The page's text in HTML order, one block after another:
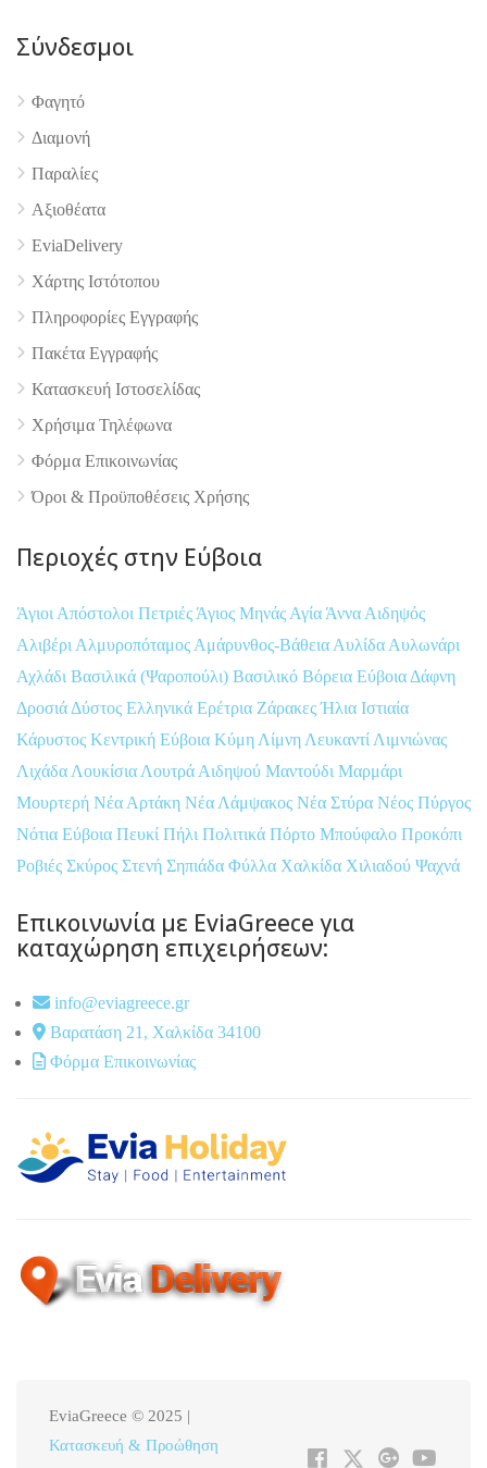
4.9
Σύνδεσμοι
Φαγητό
Διαμονή
Παραλίες
Αξιοθέατα
EviaDelivery
Χάρτης Ιστότοπου
Πληροφορίες Εγγραφής
Πακέτα Εγγραφής
Κατασκευή Ιστοσελίδας
Χρήσιμα Τηλέφωνα
Φόρμα Επικοινωνίας
Όροι & Προϋποθέσεις Xρήσης
Περιοχές στην Εύβοια
Άγιοι Απόστολοι Πετριές Άγιος Μηνάς Αγία Άννα Αιδηψός
Αλιβέρι Αλμυροπόταμος Αμάρυνθος-Βάθεια Αυλίδα Αυλωνάρι
Αχλάδι Βασιλικά (Ψαροπούλι) Βασιλικό Βόρεια Εύβοια Δάφνη
Δροσιά Δύστος Ελληνικά Ερέτρια ΖάρακεςΉλια Ιστιαία
Κάρυστος Κεντρική Εύβοια Κύμη Λίμνη Λευκαντί Λιμνιώνας
Λιχάδα Λουκίσια Λουτρά Αιδηψού Μαντούδι Μαρμάρι
Μουρτερή Νέα Αρτάκη Νέα Λάμψακος Νέα Στύρα Νέος Πύργος
Νότια Εύβοια Πευκί Πήλι Πολιτικά Πόρτο Μπούφαλο Προκόπι
Ροβιές Σκύρος Στενή Σηπιάδα Φύλλα Χαλκίδα Χιλιαδού Ψαχνά
Επικοινωνία με EviaGreece για
καταχώρηση επιχειρήσεων:
info@eviagreece.gr
Βαρατάση 21, Χαλκίδα 34100
Φόρμα Επικοινωνίας
EviaGreece © 2025 |
Κατασκευή & Προώθηση